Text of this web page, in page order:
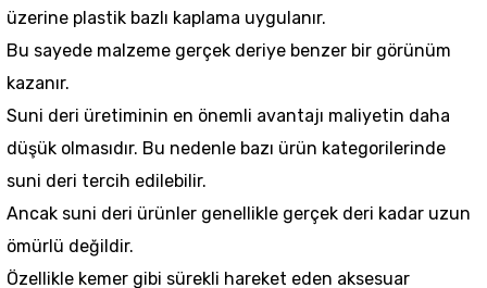
üzerine plastik bazlı kaplama uygulanır.
Bu sayede malzeme gerçek deriye benzer bir görünüm
kazanır.
Suni deri üretiminin en önemli avantajı maliyetin daha
düşük olmasıdır. Bu nedenle bazı ürün kategorilerinde
suni deri tercih edilebilir.
Ancak suni deri ürünler genellikle gerçek deri kadar uzun
ömürlü değildir.
Özellikle kemer gibi sürekli hareket eden aksesuar